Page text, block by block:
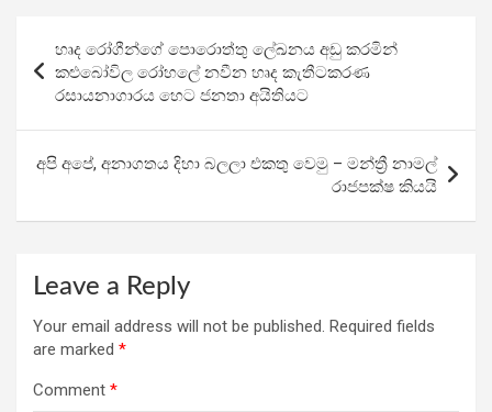
o
o
k
er s
A
p
p
gr
a
m
navigation
හෘද රෝගීන්ගේ පොරොත්තු ලේඛනය අඩු කරමින්
කළුබෝවිල රෝහලේ නවීන හෘද කැතීටකරණ
රසායනාගාරය හෙට ජනතා අයිතියට
අපි අපේ, අනාගතය දිහා බලලා එකතු වෙමු – මන්ත්‍රී නාමල්
රාජපක්ෂ කියයි
Leave a Reply
Your email address will not be published. Required fields
are marked *
Comment *